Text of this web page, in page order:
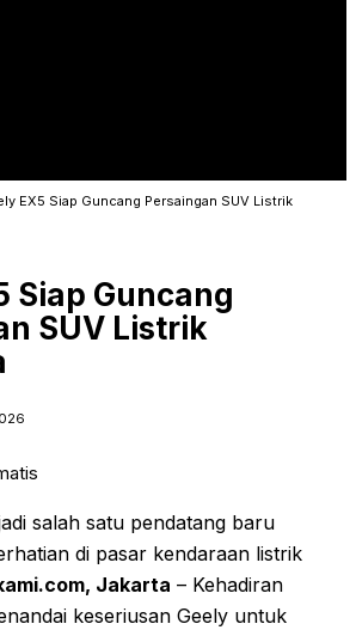
EX5 Siap Guncang Persaingan SUV Listrik
Siap Guncang
SUV Listrik
salah satu pendatang baru
di pasar kendaraan listrik
Jakarta – Kehadiran
keseriusan Geely untuk